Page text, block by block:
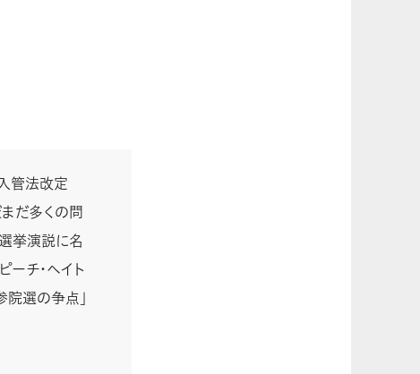
管法改定
だ多くの問
挙演説に名
ーチ・ヘイト
院選の争点」